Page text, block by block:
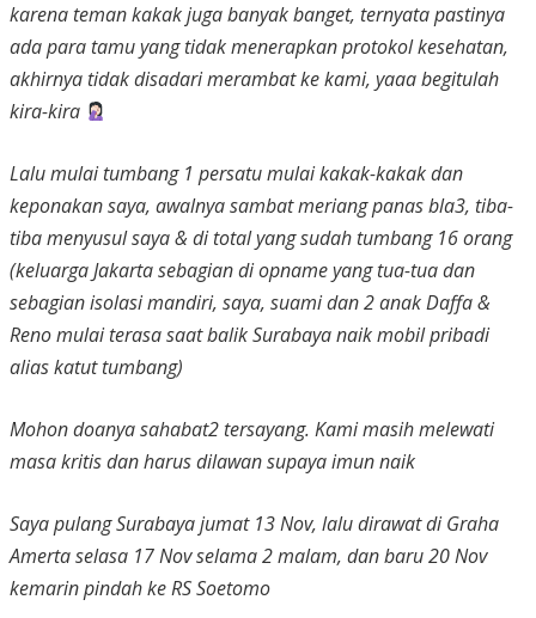
karena teman kakak juga banyak banget, ternyata pastinya
ada para tamu yang tidak menerapkan protokol kesehatan,
akhirnya tidak disadari merambat ke kami, yaaa begitulah
kira-kira
Lalu mulai tumbang 1 persatu mulai kakak-kakak dan
keponakan saya, awalnya sambat meriang panas bla3, tiba-
tiba menyusul saya & di total yang sudah tumbang 16 orang
(keluarga Jakarta sebagian di opname yang tua-tua dan
sebagian isolasi mandiri, saya, suami dan 2 anak Daffa &
Reno mulai terasa saat balik Surabaya naik mobil pribadi
alias katut tumbang)
Mohon doanya sahabat2 tersayang. Kami masih melewati
masa kritis dan harus dilawan supaya imun naik
Saya pulang Surabaya jumat 13 Nov, lalu dirawat di Graha
Amerta selasa 17 Nov selama 2 malam, dan baru 20 Nov
kemarin pindah ke RS Soetomo